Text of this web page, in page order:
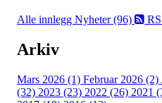
Alle innlegg Nyheter (96)
Arkiv
Mars 2026 (1) Februar 2026 (2)
(32) 2023 (23) 2022 (26) 2021